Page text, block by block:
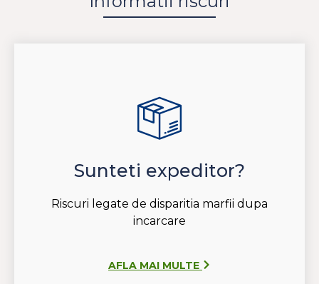
Sunteti expeditor?
Riscuri legate de disparitia marfii dupa
incarcare
AFLA MAI MULTE